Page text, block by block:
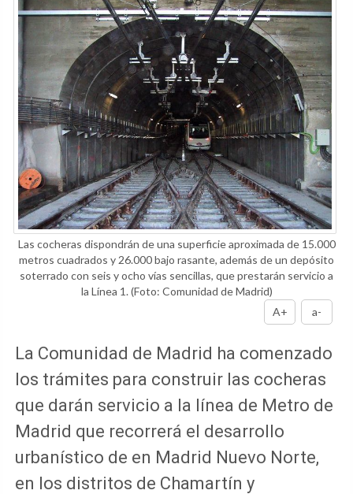
Las cocheras dispondrán de una superficie aproximada de 15.000
metros cuadrados y 26.000 bajo rasante, además de un depósito
soterrado con seis y ocho vías sencillas, que prestarán servicio a
la Línea 1.(Foto: Comunidad de Madrid)
A+
a-
La Comunidad de Madrid ha comenzado
los trámites para construir las cocheras
que darán servicio a la línea de Metro de
Madrid que recorrerá el desarrollo
urbanístico de en Madrid Nuevo Norte,
en los distritos de Chamartín y